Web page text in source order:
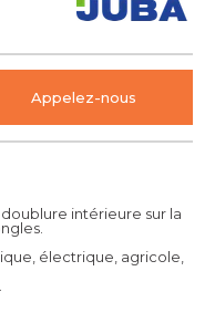
intérieure sur la
électrique, agricole,
Appelez-nous